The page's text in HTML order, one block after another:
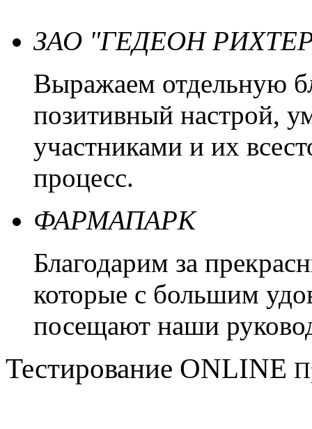
ЗАО "ГЕДЕОН
Выражаем отдельную
позитивный настрой,
участниками и их
процесс.
ФАРМАПАРК
Благодарим за
которые с большим
посещают наши
Тестирование ONLINE